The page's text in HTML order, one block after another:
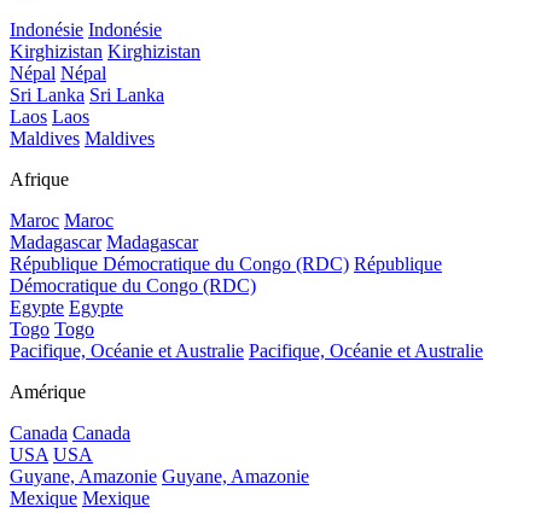
Indonésie Indonésie
Kirghizistan Kirghizistan
Népal Népal
Sri Lanka Sri Lanka
Laos Laos
Maldives Maldives
Afrique
Maroc Maroc
Madagascar Madagascar
République Démocratique du Congo (RDC) République
Démocratique du Congo (RDC)
Egypte Egypte
Togo Togo
Pacifique, Océanie et Australie Pacifique, Océanie et Australie
Amérique
Canada Canada
USA USA
Guyane, Amazonie Guyane, Amazonie
Mexique Mexique